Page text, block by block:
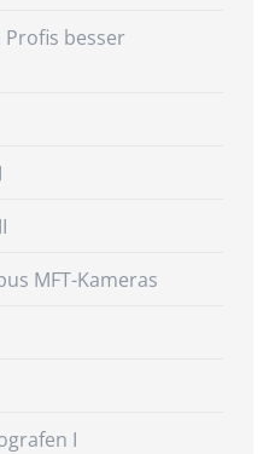
besser
MFT-Kameras
I